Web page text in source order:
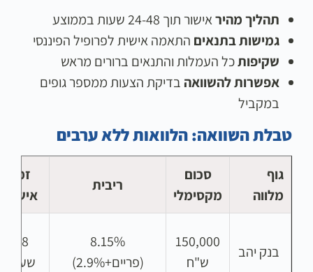
תהליך מהיראישור תוך 24-48 שעות בממוצע
גמישות בתנאים התאמה אישית לפרופיל הפיננסי
שקיפותכל העמלות והתנאים ברורים מראש
אפשרות להשוואה בדיקת הצעות ממספר גופים
במקביל
טבלת השוואה: הלוואות ללא ערבים
גוף
מלווה
סכום
מקסימלי
ריבית
זמן
אישור
בנק יהב
150,000
ש"ח
8.15%
(פריים+2.9%)
48
שעות